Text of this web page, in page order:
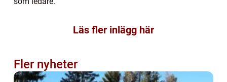
Läs fler inlägg här
Fler nyheter